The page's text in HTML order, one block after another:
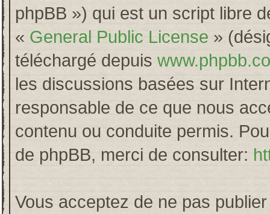
phpBB ») qui est un script libre
« General Public License »
téléchargé depuis
les discussions basées sur
responsable de ce que nous
contenu ou conduite permis.
de phpBB, merci de consulter:
Vous acceptez de ne pas